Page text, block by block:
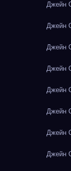
Джейн
Джейн
Джейн
Джейн
Джейн
Джейн
Джейн
Джейн